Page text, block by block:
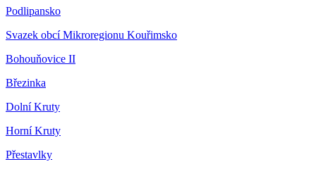
Podlipansko
Svazek obcí Mikroregionu Kouřimsko
Bohouňovice II
Březinka
Dolní Kruty
Horní Kruty
Přestavlky